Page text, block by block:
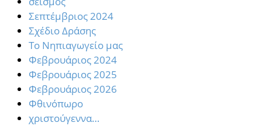
Σεπτέμβριος 2024
Σχέδιο Δράσης
Το Νηπιαγωγείο μας
Φεβρουάριος 2024
Φεβρουάριος 2025
Φεβρουάριος 2026
Φθινόπωρο
χριστούγεννα…